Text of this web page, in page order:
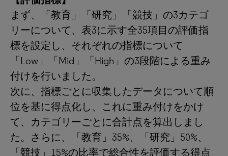
まず、「教育」「研究」「競技」の3カテゴ
リーについて、表3に示す全35項目の評価指
標を設定し、それぞれの指標について
「Low」「Mid」「High」の3段階による重み
付けを行いました。
次に、指標ごとに収集したデータについて順
位を基に得点化し、これに重み付けをかけ
て、カテゴリーごとに合計点を算出しまし
た。さらに、「教育」35%、「研究」50%、
「競技」15%の比率で総合性を評価する得点